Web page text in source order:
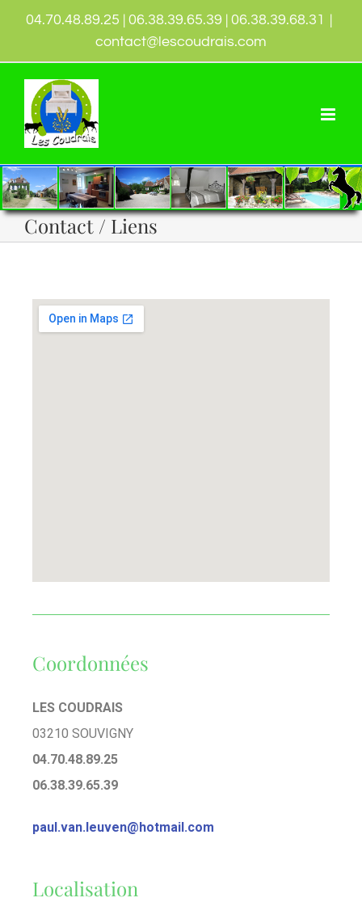
04.70.48.89.25 | 06.38.39.65.39 | 06.38.39.68.31 |
contact@lescoudrais.com
Contact / Liens
Coordonnées
LES COUDRAIS
03210 SOUVIGNY
04.70.48.89.25
06.38.39.65.39
paul.van.leuven@hotmail.com
Localisation